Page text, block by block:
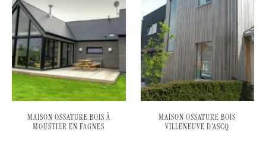
MAISON OSSATURE BOIS À
MOUSTIER EN FAGNES
MAISON OSSATURE BOIS
VILLENEUVE D’ASCQ